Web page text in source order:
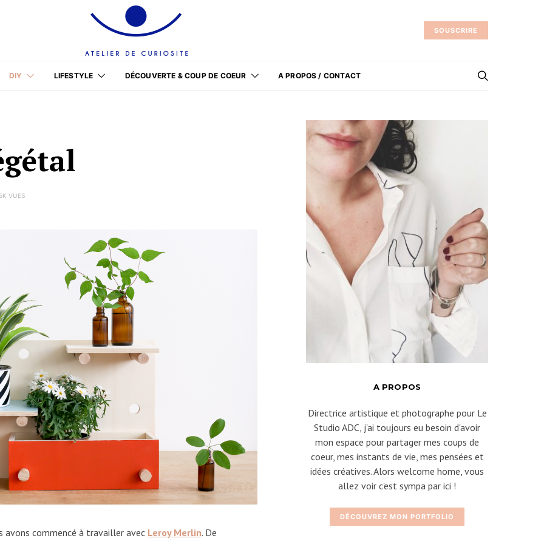
SOUSCRIRE
DIY LIFESTYLE DÉCOUVERTE & COUP DE COEUR A PROPOS / CONTACT
VUES
avons commencé à travailler avec Leroy Merlin. De
A PROPOS
Directrice artistique et photographe pour Le
Studio ADC, j'ai toujours eu besoin d'avoir
mon espace pour partager mes coups de
coeur, mes instants de vie, mes pensées et
idées créatives. Alors welcome home, vous
allez voir c'est sympa par ici !
DÉCOUVREZ MON PORTFOLIO